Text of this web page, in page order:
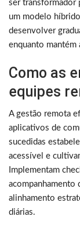
ser transformador
um modelo
desenvolver
enquanto mantém
Como as
equipes
A gestão remota
aplicativos de
sucedidas
acessível e
Implementam
acompanhamento
alinhamento
diárias.